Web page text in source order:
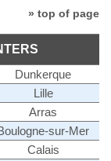
» top of page
Dunkerque
Lille
Arras
sur-Mer
Calais